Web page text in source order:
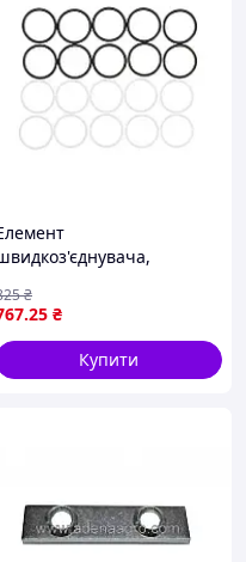
2дюйм) JCB 185T, 3185,
7270 FASTER SK NV 12
.25 ₴
₴
Купити